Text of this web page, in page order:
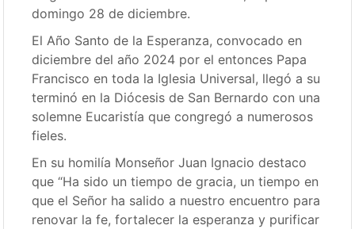
domingo 28 de diciembre.
El Año Santo de la Esperanza, convocado en
diciembre del año 2024 por el entonces Papa
Francisco en toda la Iglesia Universal, llegó a su
terminó en la Diócesis de San Bernardo con una
solemne Eucaristía que congregó a numerosos
fieles.
En su homilía Monseñor Juan Ignacio destaco
que “Ha sido un tiempo de gracia, un tiempo en
que el Señor ha salido a nuestro encuentro para
renovar la fe, fortalecer la esperanza y purificar